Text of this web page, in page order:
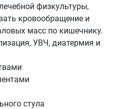
физкультуры,
кровообращение и
масс по кишечнику.
УВЧ, диатермия и
стула